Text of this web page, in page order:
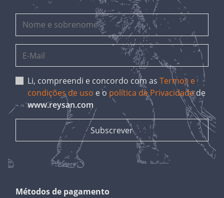
Li, compreendi e concordo com asTermos e
condições de uso e o política de Privacidadede
www.reysan.com
Métodos de pagamento